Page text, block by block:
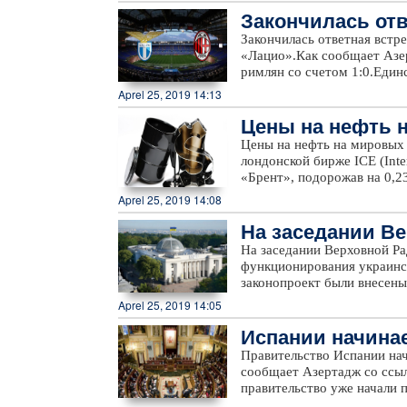
последних десяти матчах
поражений.В турнирной
набрав 89 очков, клуб
«Манчестер Юнайтед»
«Манчестер Сити»
Доэрти (37) и Диогу Жота
Папастатопулос
сентября 1979 года.
три поражения.В
очков. В следующем туре
«Арсенал» днем позднее в
Закончилась
алии
Закончилась ответная
«Лацио».Как сообщает
римлян со счетом
игру соперники провели с
противостоянии станет
между ними также
«Фиорентина» проведут в
Aprel 25, 2019 14:13
Цены на нефть
Цены на нефть на мировых
лондонской бирже ICE
«Брент», подорожав на
поднявшись на 0,05
Aprel 25, 2019 14:08
На заседании
нопроект
На заседании Верховной
функционирования
законопроект были
государственный.В ходе
участием около 1000
Aprel 25, 2019 14:05
Испании
их детей
Правительство Испании
сообщает Азертадж со
правительство уже